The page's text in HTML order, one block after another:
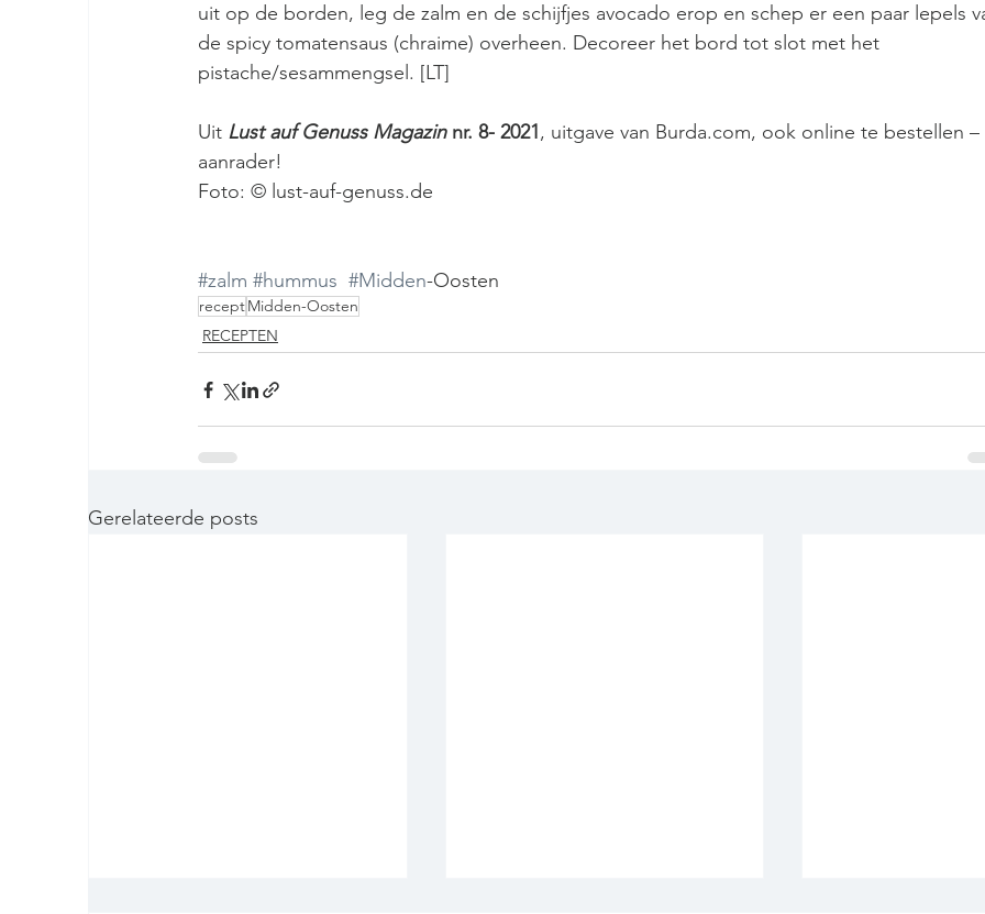
uit op de borden, leg de zalm en de schijfjes avocado erop en schep er een paar lepels
de spicy tomatensaus (chraime) overheen. Decoreer het bord tot slot met het
pistache/sesammengsel. [LT]
Uit Lust auf Genuss Magazin nr. 8- 2021, uitgave van Burda.com, ook online te bestellen –
aanrader!
Foto: © lust-auf-genuss.de
#zalm #hummus #Midden-Oosten
receptMidden-Oosten
RECEPTEN
Gerelateerde posts